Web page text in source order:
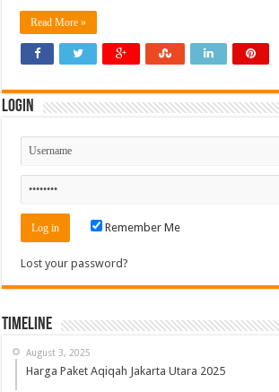
Read More »
Login
Remember Me
Lost your password?
Timeline
August 3, 2025
Harga Paket Aqiqah Jakarta Utara 2025